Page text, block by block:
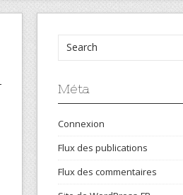
Méta
Connexion
Flux des publications
Flux des commentaires